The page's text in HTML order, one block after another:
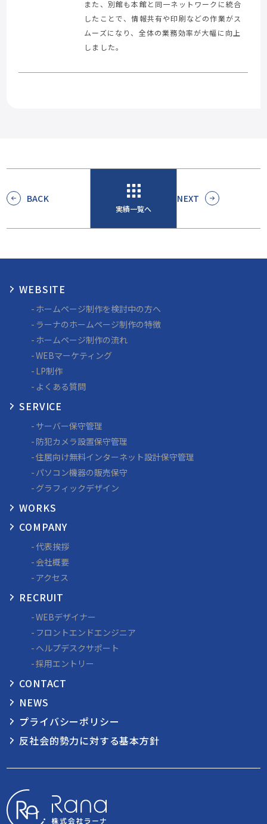
また、別館も本館と同一ネットワークに統合
したことで、情報共有や印刷などの作業がス
ムーズになり、全体の業務効率が大幅に向上
しました。
BACK
実績一覧へ
NEXT
WEBSITE
ホームページ制作を検討中の方へ
ラーナのホームページ制作の特徴
ホームページ制作の流れ
WEBマーケティング
LP制作
よくある質問
SERVICE
サーバー保守管理
防犯カメラ設置保守管理
住居向け無料インターネット設計保守管理
パソコン機器の販売保守
グラフィックデザイン
WORKS
COMPANY
代表挨拶
会社概要
アクセス
RECRUIT
WEBデザイナー
フロントエンドエンジニア
ヘルプデスクサポート
採用エントリー
CONTACT
NEWS
プライバシーポリシー
反社会的勢力に対する基本方針